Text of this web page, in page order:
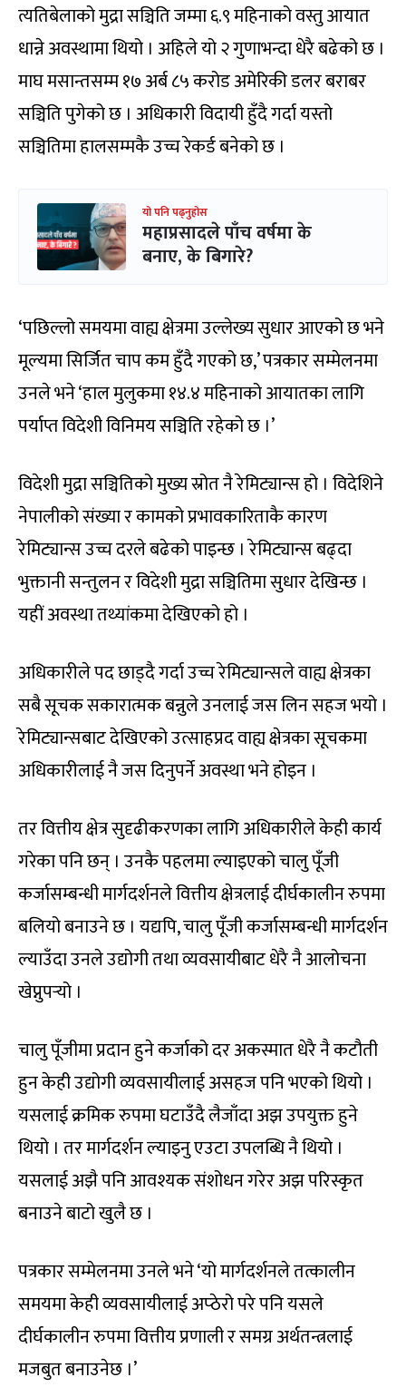
त्यतिबेलाको मुद्रा सञ्चिति जम्मा ६.९ महिनाको वस्तु आयात
धान्ने अवस्थामा थियो । अहिले यो २ गुणाभन्दा धेरै बढेको छ ।
माघ मसान्तसम्म १७ अर्ब ८५ करोड अमेरिकी डलर बराबर
सञ्चिति पुगेको छ । अधिकारी विदायी हुँदै गर्दा यस्तो
सञ्चितिमा हालसम्मकै उच्च रेकर्ड बनेको छ ।
यो पनि पढ्नुहोस
महाप्रसादले पाँच वर्षमा के
बनाए, के बिगारे?
‘पछिल्लो समयमा वाह्य क्षेत्रमा उल्लेख्य सुधार आएको छ भने
मूल्यमा सिर्जित चाप कम हुँदै गएको छ,’ पत्रकार सम्मेलनमा
उनले भने ‘हाल मुलुकमा १४.४ महिनाको आयातका लागि
पर्याप्त विदेशी विनिमय सञ्चिति रहेको छ ।’
विदेशी मुद्रा सञ्चितिको मुख्य स्रोत नै रेमिट्यान्स हो । विदेशिने
नेपालीको संख्या र कामको प्रभावकारिताकै कारण
रेमिट्यान्स उच्च दरले बढेको पाइन्छ । रेमिट्यान्स बढ्दा
भुक्तानी सन्तुलन र विदेशी मुद्रा सञ्चितिमा सुधार देखिन्छ ।
यहीं अवस्था तथ्यांकमा देखिएको हो ।
अधिकारीले पद छाड्दै गर्दा उच्च रेमिट्यान्सले वाह्य क्षेत्रका
सबै सूचक सकारात्मक बन्नुले उनलाई जस लिन सहज भयो ।
रेमिट्यान्सबाट देखिएको उत्साहप्रद वाह्य क्षेत्रका सूचकमा
अधिकारीलाई नै जस दिनुपर्ने अवस्था भने होइन ।
तर वित्तीय क्षेत्र सुदृढीकरणका लागि अधिकारीले केही कार्य
गरेका पनि छन् । उनकै पहलमा ल्याइएको चालु पूँजी
कर्जासम्बन्धी मार्गदर्शनले वित्तीय क्षेत्रलाई दीर्घकालीन रुपमा
बलियो बनाउने छ । यद्यपि, चालु पूँजी कर्जासम्बन्धी मार्गदर्शन
ल्याउँदा उनले उद्योगी तथा व्यवसायीबाट धेरै नै आलोचना
खेप्नुपर्‍यो ।
चालु पूँजीमा प्रदान हुने कर्जाको दर अकस्मात धेरै नै कटौती
हुन केही उद्योगी व्यवसायीलाई असहज पनि भएको थियो ।
यसलाई क्रमिक रुपमा घटाउँदै लैजाँदा अझ उपयुक्त हुने
थियो । तर मार्गदर्शन ल्याइनु एउटा उपलब्धि नै थियो ।
यसलाई अझै पनि आवश्यक संशोधन गरेर अझ परिस्कृत
बनाउने बाटो खुलै छ ।
पत्रकार सम्मेलनमा उनले भने ‘यो मार्गदर्शनले तत्कालीन
समयमा केही व्यवसायीलाई अप्ठेरो परे पनि यसले
दीर्घकालीन रुपमा वित्तीय प्रणाली र समग्र अर्थतन्त्रलाई
मजबुत बनाउनेछ ।’